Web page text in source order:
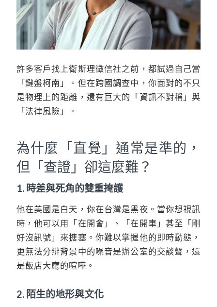
許多客戶找上衛斯理徵信社之前，都試過自己當
「鍵盤柯南」。但在跨國調查中，你面對的不只
是物理上的距離，還有巨大的「資訊不對稱」與
「法律風險」。
為什麼「直覺」通常是準的，
但「查證」卻這麼難？
1. 時差與死角的雙重掩護
他在美國是白天，你在台灣是黑夜。當你想視訊
時，他可以用「在開會」、「在開車」甚至「剛
好沒訊號」來搪塞。你難以掌握他的即時動態，
更無法分辨背景中的噪音是辦公室的交談聲，還
是飯店大廳的喧嘩。
2. 陌生的地形與文化